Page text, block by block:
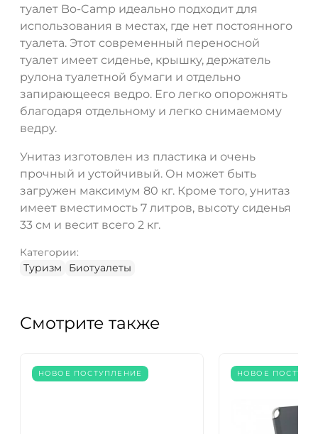
туалет Bo-Camp идеально подходит для
использования в местах, где нет постоянного
туалета. Этот современный переносной
туалет имеет сиденье, крышку, держатель
рулона туалетной бумаги и отдельно
запирающееся ведро. Его легко опорожнять
благодаря отдельному и легко снимаемому
ведру.
Унитаз изготовлен из пластика и очень
прочный и устойчивый. Он может быть
загружен максимум 80 кг. Кроме того, унитаз
имеет вместимость 7 литров, высоту сиденья
33 см и весит всего 2 кг.
Категории:
Туризм
Биотуалеты
Смотрите также
НОВОЕ ПОСТУПЛЕНИЕ НОВОЕ